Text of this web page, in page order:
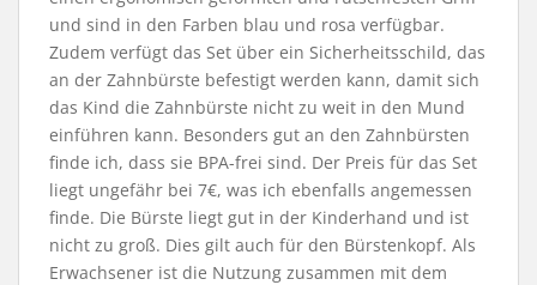
und sind in den Farben blau und rosa verfügbar.
Zudem verfügt das Set über ein Sicherheitsschild, das
an der Zahnbürste befestigt werden kann, damit sich
das Kind die Zahnbürste nicht zu weit in den Mund
einführen kann. Besonders gut an den Zahnbürsten
finde ich, dass sie BPA-frei sind. Der Preis für das Set
liegt ungefähr bei 7€, was ich ebenfalls angemessen
finde. Die Bürste liegt gut in der Kinderhand und ist
nicht zu groß. Dies gilt auch für den Bürstenkopf. Als
Erwachsener ist die Nutzung zusammen mit dem